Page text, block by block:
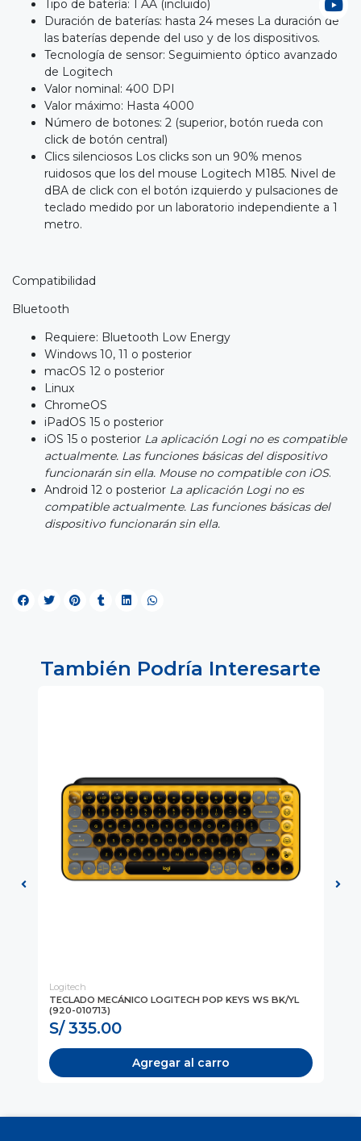
Tipo de batería: 1 AA (incluido)
Duración de baterías: hasta 24 meses La duración de
las baterías depende del uso y de los dispositivos.
Tecnología de sensor: Seguimiento óptico avanzado
de Logitech
Valor nominal: 400 DPI
Valor máximo: Hasta 4000
Número de botones: 2 (superior, botón rueda con
click de botón central)
Clics silenciosos Los clicks son un 90% menos
ruidosos que los del mouse Logitech M185. Nivel de
dBA de click con el botón izquierdo y pulsaciones de
teclado medido por un laboratorio independiente a 1
metro.
Compatibilidad
Bluetooth
Requiere: Bluetooth Low Energy
Windows 10, 11 o posterior
macOS 12 o posterior
Linux
ChromeOS
iPadOS 15 o posterior
iOS 15 o posterior La aplicación Logi no es compatible
actualmente. Las funciones básicas del dispositivo
funcionarán sin ella. Mouse no compatible con iOS.
Android 12 o posterior La aplicación Logi no es
compatible actualmente. Las funciones básicas del
dispositivo funcionarán sin ella.
También Podría Interesarte
Logitech
TECLADO MECÁNICO LOGITECH POP KEYS WS BK/YL
(920-010713)
S/ 335.00
Agregar al carro